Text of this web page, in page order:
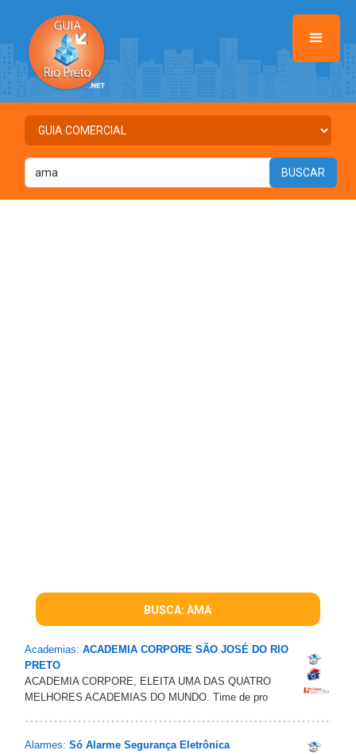
BUSCA: AMA
Academias: ACADEMIA CORPORE SÃO JOSÉ DO RIO
PRETO
ACADEMIA CORPORE, ELEITA UMA DAS QUATRO
MELHORES ACADEMIAS DO MUNDO. Time de pro
Alarmes: Só Alarme Segurança Eletrônica